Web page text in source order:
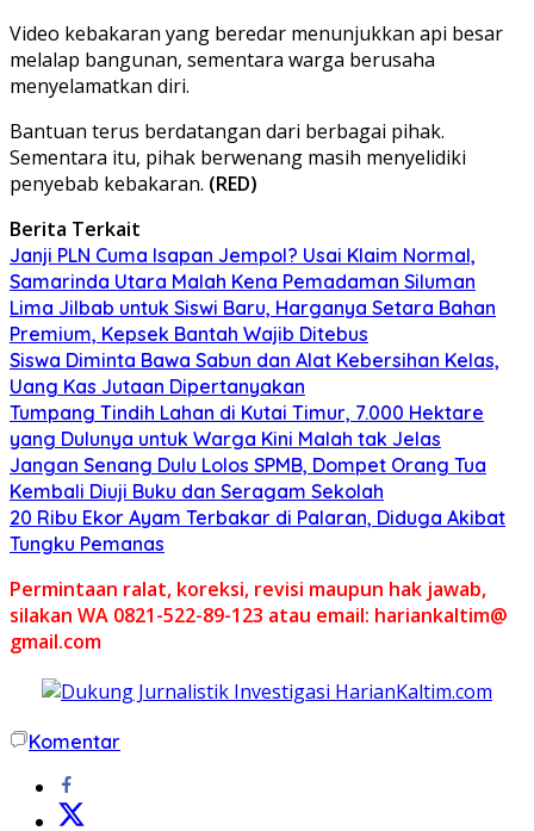
Video kebakaran yang beredar menunjukkan api besar
melalap bangunan, sementara warga berusaha
menyelamatkan diri.
Bantuan terus berdatangan dari berbagai pihak.
Sementara itu, pihak berwenang masih menyelidiki
penyebab kebakaran. (RED)
Berita Terkait
Janji PLN Cuma Isapan Jempol? Usai Klaim Normal,
Samarinda Utara Malah Kena Pemadaman Siluman
Lima Jilbab untuk Siswi Baru, Harganya Setara Bahan
Premium, Kepsek Bantah Wajib Ditebus
Siswa Diminta Bawa Sabun dan Alat Kebersihan Kelas,
Uang Kas Jutaan Dipertanyakan
Tumpang Tindih Lahan di Kutai Timur, 7.000 Hektare
yang Dulunya untuk Warga Kini Malah tak Jelas
Jangan Senang Dulu Lolos SPMB, Dompet Orang Tua
Kembali Diuji Buku dan Seragam Sekolah
20 Ribu Ekor Ayam Terbakar di Palaran, Diduga Akibat
Tungku Pemanas
Permintaan ralat, koreksi, revisi maupun hak jawab,
silakan WA 0821-522-89-123 atau email: hariankaltim@
gmail.com
Komentar